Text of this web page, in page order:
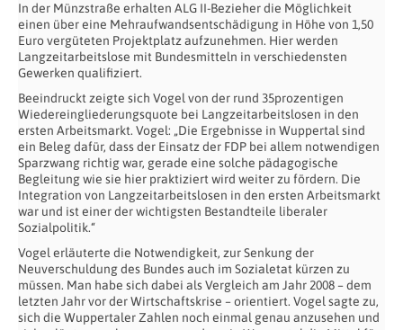
In der Münzstraße erhalten ALG II-Bezieher die Möglichkeit
einen über eine Mehraufwandsentschädigung in Höhe von 1,50
Euro vergüteten Projektplatz aufzunehmen. Hier werden
Langzeitarbeitslose mit Bundesmitteln in verschiedensten
Gewerken qualifiziert.
Beeindruckt zeigte sich Vogel von der rund 35prozentigen
Wiedereingliederungsquote bei Langzeitarbeitslosen in den
ersten Arbeitsmarkt. Vogel: „Die Ergebnisse in Wuppertal sind
ein Beleg dafür, dass der Einsatz der FDP bei allem notwendigen
Sparzwang richtig war, gerade eine solche pädagogische
Begleitung wie sie hier praktiziert wird weiter zu fördern. Die
Integration von Langzeitarbeitslosen in den ersten Arbeitsmarkt
war und ist einer der wichtigsten Bestandteile liberaler
Sozialpolitik.“
Vogel erläuterte die Notwendigkeit, zur Senkung der
Neuverschuldung des Bundes auch im Sozialetat kürzen zu
müssen. Man habe sich dabei als Vergleich am Jahr 2008 – dem
letzten Jahr vor der Wirtschaftskrise – orientiert. Vogel sagte zu,
sich die Wuppertaler Zahlen noch einmal genau anzusehen und